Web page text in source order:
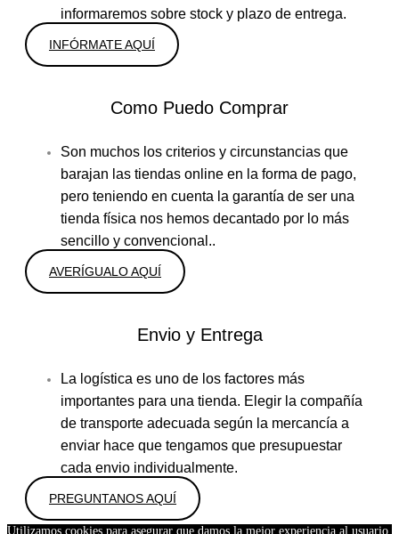
informaremos sobre stock y plazo de entrega.
INFÓRMATE AQUÍ
Como Puedo Comprar
Son muchos los criterios y circunstancias que
barajan las tiendas online en la forma de pago,
pero teniendo en cuenta la garantía de ser una
tienda física nos hemos decantado por lo más
sencillo y convencional..
AVERÍGUALO AQUÍ
Envio y Entrega
La logística es uno de los factores más
importantes para una tienda. Elegir la compañía
de transporte adecuada según la mercancía a
enviar hace que tengamos que presupuestar
cada envio individualmente.
PREGUNTANOS AQUÍ
Utilizamos cookies para asegurar que damos la mejor experiencia al usuario